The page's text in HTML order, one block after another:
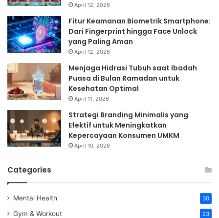
April 12, 2026
Fitur Keamanan Biometrik Smartphone:
Dari Fingerprint hingga Face Unlock
yang Paling Aman
April 12, 2026
Menjaga Hidrasi Tubuh saat Ibadah
Puasa di Bulan Ramadan untuk
Kesehatan Optimal
April 11, 2026
Strategi Branding Minimalis yang
Efektif untuk Meningkatkan
Kepercayaan Konsumen UMKM
April 10, 2026
Categories
Mental Health 30
Gym & Workout 23